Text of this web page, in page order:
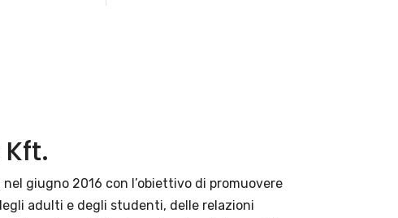
giugno 2016 con l’obiettivo di promuovere
adulti e degli studenti, delle relazioni